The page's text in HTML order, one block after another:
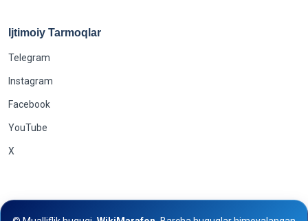
Ijtimoiy Tarmoqlar
Telegram
Instagram
Facebook
YouTube
X